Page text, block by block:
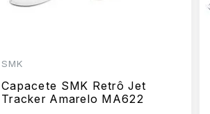
SMK
Capacete SMK Retrô Jet
Tracker Amarelo MA622